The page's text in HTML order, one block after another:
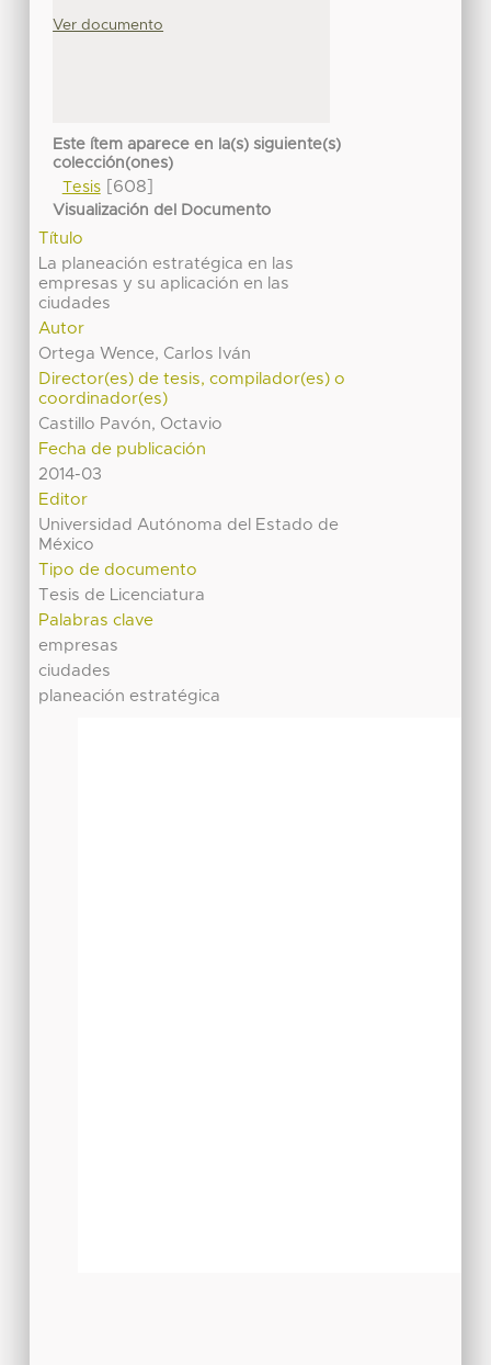
Ver documento
Este ítem aparece en la(s) siguiente(s)
colección(ones)
Tesis[608]
Visualización del Documento
Título
La planeación estratégica en las
empresas y su aplicación en las
ciudades
Autor
Ortega Wence, Carlos Iván
Director(es) de tesis, compilador(es) o
coordinador(es)
Castillo Pavón, Octavio
Fecha de publicación
2014-03
Editor
Universidad Autónoma del Estado de
México
Tipo de documento
Tesis de Licenciatura
Palabras clave
empresas
ciudades
planeación estratégica